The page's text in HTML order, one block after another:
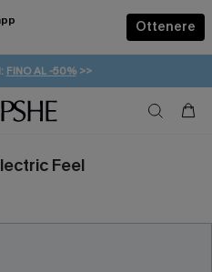
Ottenere
DA VACANZA | ACQUISTA
FINO AL -50%>>
DA 49€
20% DI SCONTO*
Feel